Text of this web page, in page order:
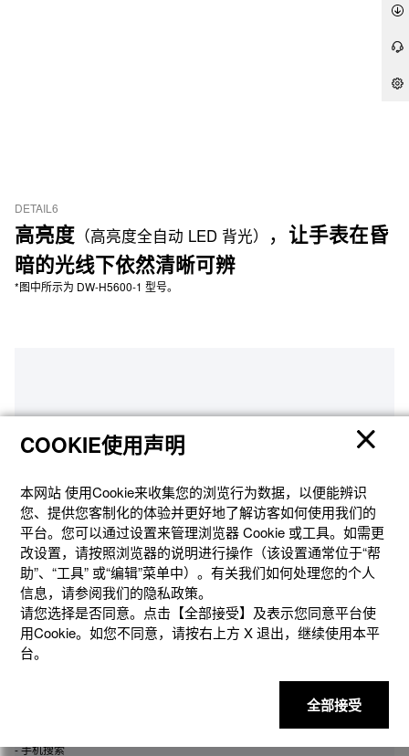
DETAIL6
高亮度 （高亮度全自动 LED 背光） ， 让手表在昏
暗的光线下依然清晰可辨
*图中所示为 DW-H5600-1 型号。
多项功能，触手可及
CASIO 手表（智能手机应用程序）
- 自动时间调整
- 轻松设置手表
- 约 300 个世界时间城市
- 通知功能（来电提示、电子邮件提示、新社交媒体发布提示、日历通知、提醒
事项）
训练分析数据
- 手机搜索
COOKIE使用声明
本网站 使⽤Cookie来收集您的浏览⾏为数据，以便能辨识
您、提供您客制化的体验并更好地了解访客如何使⽤我们的
平台。您可以通过设置来管理浏览器 Cookie 或⼯具。如需更
改设置，请按照浏览器的说明进⾏操作（该设置通常位于“帮
助”、“⼯具” 或“编辑”菜单中）。有关我们如何处理您的个⼈
信息，请参阅我们的隐私政策。
请您选择是否同意。点击【全部接受】及表示您同意平台使
用Cookie。如您不同意，请按右上⽅ X 退出，继续使⽤本平
台。
全部接受